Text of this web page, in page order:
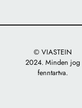
© VIASTEIN
2024. Minden jog
fenntartva.